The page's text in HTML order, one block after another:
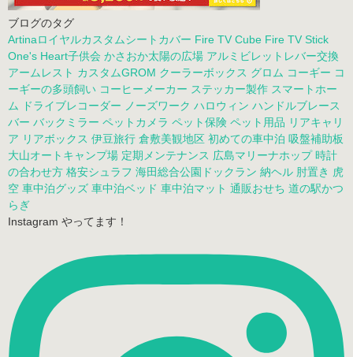
ブログのタグ
Artinaロイヤルカスタムシートカバー Fire TV Cube Fire TV Stick
One's Heart子供会 かさおか太陽の広場 アルミビレットレバー交換
アームレスト カスタムGROM クーラーボックス グロム コーギー コ
ーギーの多頭飼い コーヒーメーカー ステッカー製作 スマートホー
ム
ドライブレコーダー ノーズワーク ハロウィン ハンドルブレース
バー バックミラー ペットカメラ ペット保険 ペット用品 リアキャリ
ア リアボックス 伊豆旅行 倉敷美観地区 初めての車中泊 吸盤補助板
大山オートキャンプ場 定期メンテナンス 広島マリーナホップ 時計
の合わせ方 格安シュラフ 海田総合公園ドックラン 納ヘル 肘置き 虎
空 車中泊グッズ 車中泊ベッド 車中泊マット 通販おせち 道の駅かつ
らぎ
Instagram やってます！